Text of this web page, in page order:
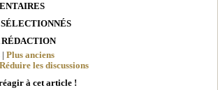
RÉDACTION
| Plus anciens
Réduire les discussions
à cet article !